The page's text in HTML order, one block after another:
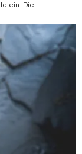
ein. Die...